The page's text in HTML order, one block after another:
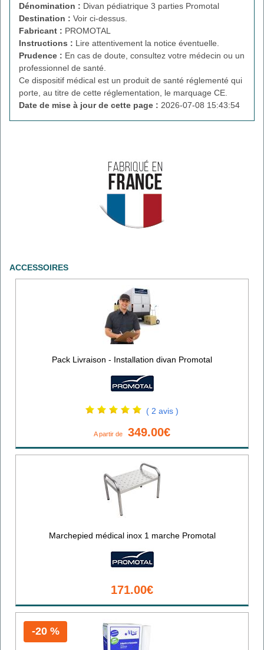
Dénomination : Divan pédiatrique 3 parties Promotal
Destination : Voir ci-dessus.
Fabricant : PROMOTAL
Instructions : Lire attentivement la notice éventuelle.
Prudence : En cas de doute, consultez votre médecin ou un
professionnel de santé.
Ce dispositif médical est un produit de santé réglementé qui
porte, au titre de cette réglementation, le marquage CE.
Date de mise à jour de cette page : 2026-07-08 15:43:54
ACCESSOIRES
Pack Livraison - Installation divan Promotal
( 2 avis )
A partir de 349.00€
Marchepied médical inox 1 marche Promotal
171.00€
-20 %